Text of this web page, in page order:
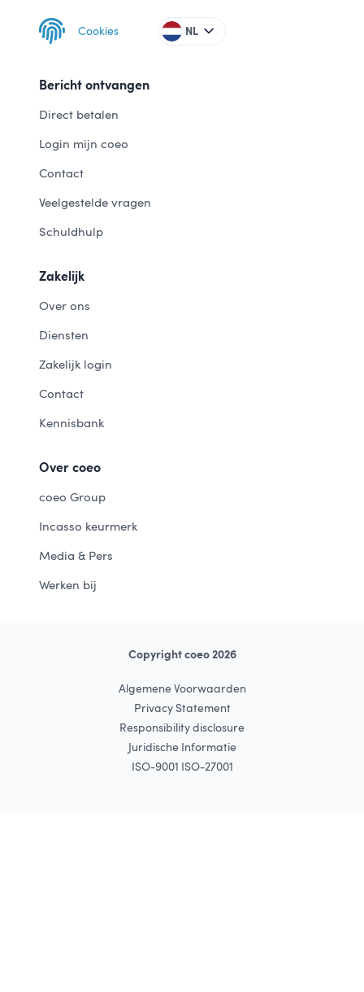
Cookies NL
Bericht ontvangen
Direct betalen
Login mijn coeo
Contact
Veelgestelde vragen
Schuldhulp
Zakelijk
Over ons
Diensten
Zakelijk login
Contact
Kennisbank
Over coeo
coeo Group
Incasso keurmerk
Media & Pers
Werken bij
Copyright coeo 2026
Algemene Voorwaarden
Privacy Statement
Responsibility disclosure
Juridische Informatie
ISO-9001 ISO-27001